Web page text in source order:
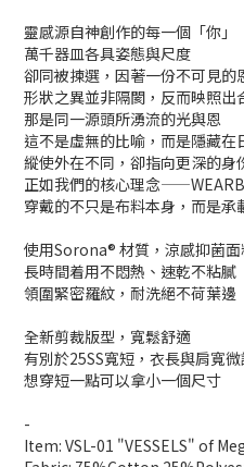
靈感源自神創作的每一個「你」
萬千器皿各具姿態與尺度
卻同被揀選，因著一份不可見的
形狀之異並非隔閡，反而映照出
那是同一源頭所湧流的光與恩
這不是虛無的比喻，而是隱藏在
縱使外在不同，卻指向更深的身
正如我們的核心理念
穿戴的不只是布料本身，而是承
使用Sorona® 材質，涼感抑菌
長時間着用不悶熱、速乾不粘膩
領圍緊密羅紋，耐洗絕不荷葉邊
全新剪裁版型，寬鬆舒適
有別於25SS寬短，衣長與肩寬微
想穿短一點可以拿小一個尺寸
-
Item: VSL-01 "VESSELS" of